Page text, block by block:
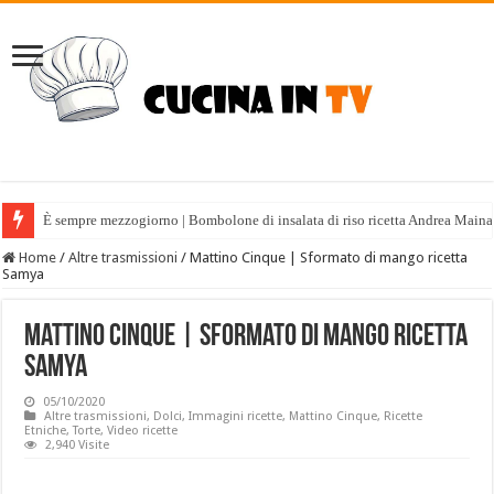
È sempre mezzogiorno | Bombolone di insalata di riso ricetta Andrea
Home / Altre trasmissioni / Mattino Cinque | Sformato di mango ricetta
Samya
Mattino Cinque | Sformato di mango ricetta
Samya
05/10/2020
Altre trasmissioni, Dolci,Immagini ricette, Mattino Cinque, Ricette
Etniche,Torte,Video ricette
2,940 Visite